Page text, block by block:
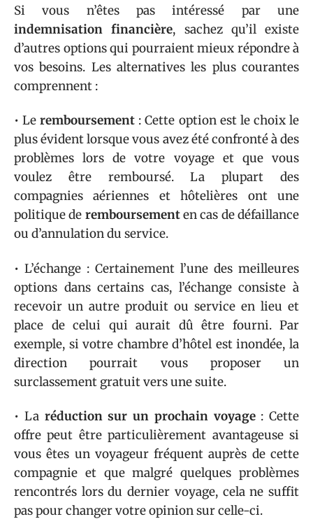
Si vous n’êtes pas intéressé par une
indemnisation financière, sachez qu’il existe
d’autres options qui pourraient mieux répondre à
vos besoins. Les alternatives les plus courantes
comprennent :
• Leremboursement : Cette option est le choix le
plus évident lorsque vous avez été confronté à des
problèmes lors de votre voyage et que vous
voulez être remboursé. La plupart des
compagnies aériennes et hôtelières ont une
politique de remboursementen cas de défaillance
ou d’annulation du service.
• L’échange : Certainement l’une des meilleures
options dans certains cas, l’échange consiste à
recevoir un autre produit ou service en lieu et
place de celui qui aurait dû être fourni. Par
exemple, si votre chambre d’hôtel est inondée, la
direction pourrait vous proposer un
surclassement gratuit vers une suite.
• La réduction sur un prochain voyage: Cette
offre peut être particulièrement avantageuse si
vous êtes un voyageur fréquent auprès de cette
compagnie et que malgré quelques problèmes
rencontrés lors du dernier voyage, cela ne suffit
pas pour changer votre opinion sur celle-ci.